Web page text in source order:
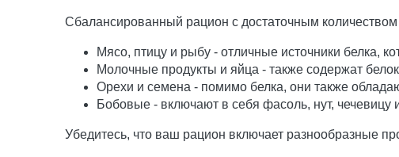
Сбалансированный рацион с достаточным
Мясо, птицу и рыбу - отличные источники белка,
Молочные продукты и яйца - также содержат
Орехи и семена - помимо белка, они также
Бобовые - включают в себя фасоль, нут, чечевицу
Убедитесь, что ваш рацион включает разнообразные